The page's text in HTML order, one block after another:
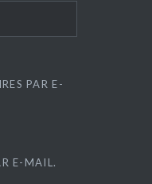
PAR E-
E-MAIL.